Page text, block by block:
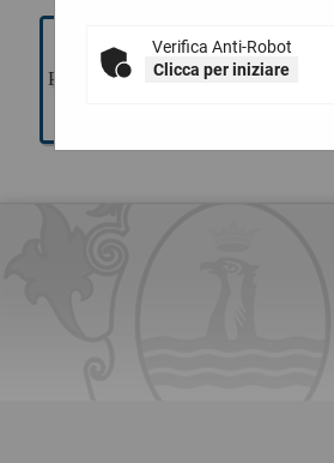
Verifica Anti-Robot
Clicca per iniziare
PROGETTAZIONE
GESTIONE